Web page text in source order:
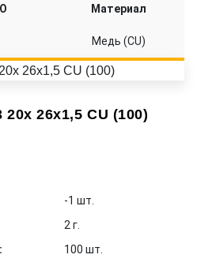
26x1,5 CU (100)
-1 шт.
2 г.
100 шт.
Материал
Медь (CU)